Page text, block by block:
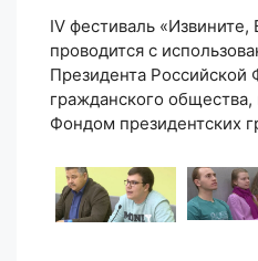
IV фестиваль
проводится с
Президента Российской
гражданского
Фондом президентских